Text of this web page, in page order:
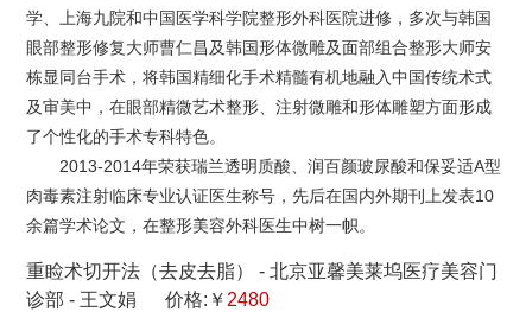
学、上海九院和中国医学科学院整形外科医院进修，多次与韩国
眼部整形修复大师曹仁昌及韩国形体微雕及面部组合整形大师安
栋显同台手术，将韩国精细化手术精髓有机地融入中国传统术式
及审美中，在眼部精微艺术整形、注射微雕和形体雕塑方面形成
了个性化的手术专科特色。
2013-2014年荣获瑞兰透明质酸、润百颜玻尿酸和保妥适A型
肉毒素注射临床专业认证医生称号，先后在国内外期刊上发表10
余篇学术论文，在整形美容外科医生中树一帜。
重睑术切开法（去皮去脂） -北京亚馨美莱坞医疗美容门
诊部 -王文娟 价格:￥2480